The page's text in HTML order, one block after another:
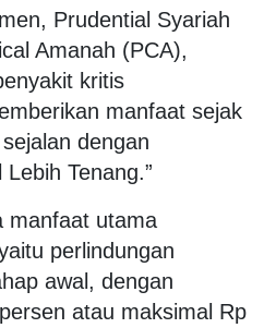
Prudential Syariah
Amanah (PCA),
kritis
manfaat sejak
dengan
Tenang.”
manfaat utama
perlindungan
awal, dengan
atau maksimal Rp